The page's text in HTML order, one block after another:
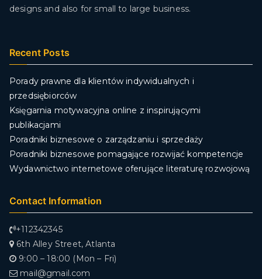
designs and also for small to large business.
Recent Posts
Porady prawne dla klientów indywidualnych i
przedsiębiorców
Księgarnia motywacyjna online z inspirującymi
publikacjami
Poradniki biznesowe o zarządzaniu i sprzedaży
Poradniki biznesowe pomagające rozwijać kompetencje
Wydawnictwo internetowe oferujące literaturę rozwojową
Contact Information
+112342345
6th Alley Street, Atlanta
9:00 – 18:00 (Mon – Fri)
mail@gmail.com